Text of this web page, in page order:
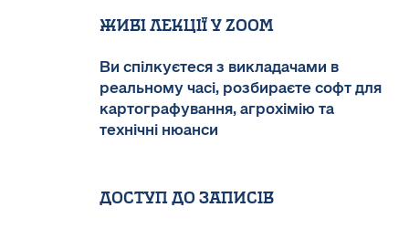
Живі лекції у Zoom
Ви спілкуєтеся з викладачами в
реальному часі, розбираєте софт для
картографування, агрохімію та
технічні нюанси
Доступ до записів